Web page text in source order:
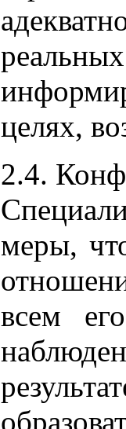
целях,
2.4.
меры,
всем